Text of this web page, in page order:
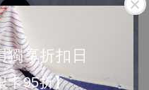
獨享折扣日
卡95折】